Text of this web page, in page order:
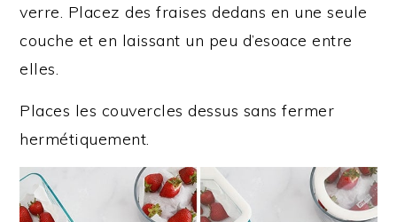
verre. Placez des fraises dedans en une seule
couche et en laissant un peu d’esoace entre
elles.
Places les couvercles dessus sans fermer
hermétiquement.